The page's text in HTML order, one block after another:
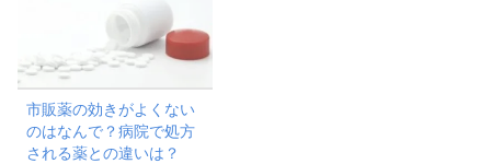
市販薬の効きがよくない
のはなんで？病院で処方
される薬との違いは？